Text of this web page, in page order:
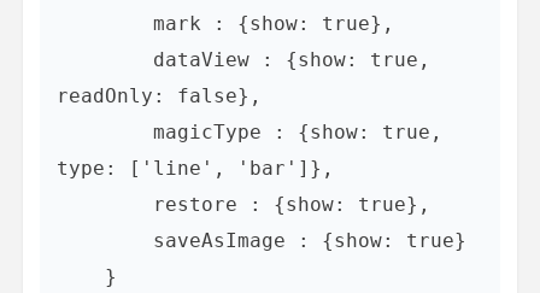
readOnly: false},
type: ['line', 'bar']},